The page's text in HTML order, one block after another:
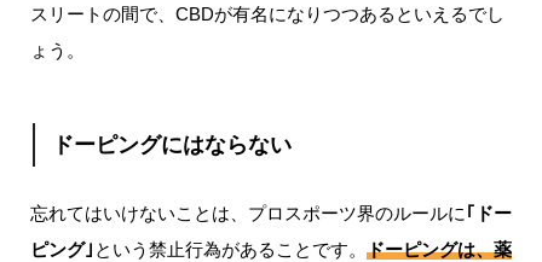
スリートの間で、CBDが有名になりつつあるといえるでし
ょう。
ドーピングにはならない
忘れてはいけないことは、プロスポーツ界のルールに ｢ドー
ピング｣ という禁止行為があることです。 ドーピングは、薬